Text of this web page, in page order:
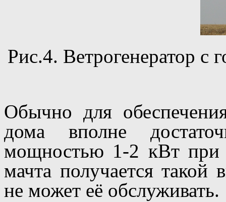
Рис.4. Ветрогенератор с
Обычно для
дома вполне
мощностью 1-2 кВт при
мачта получается
не может её обслуживать.